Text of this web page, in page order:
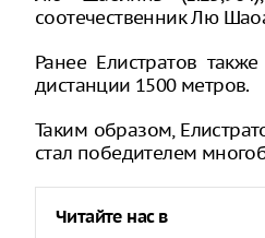
соотечественник Лю
Ранее Елистратов
дистанции 1500 метров.
Таким образом,
стал победителем
Читайте нас в